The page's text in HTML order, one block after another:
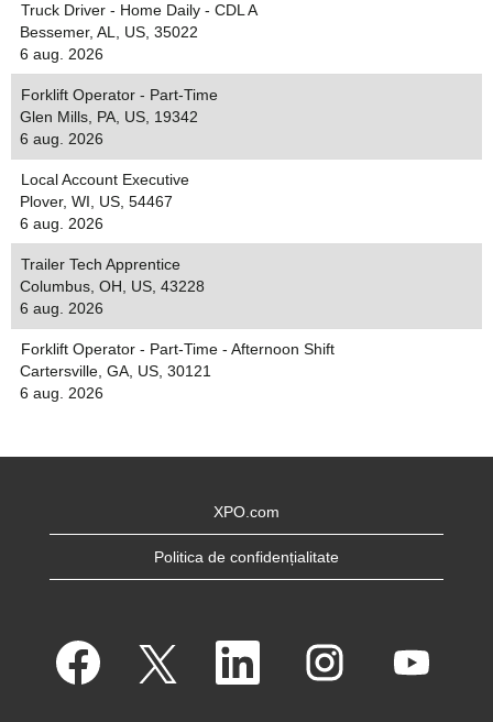
Truck Driver - Home Daily - CDL A
Bessemer, AL, US, 35022
6 aug. 2026
Forklift Operator - Part-Time
Glen Mills, PA, US, 19342
6 aug. 2026
Local Account Executive
Plover, WI, US, 54467
6 aug. 2026
Trailer Tech Apprentice
Columbus, OH, US, 43228
6 aug. 2026
Forklift Operator - Part-Time - Afternoon Shift
Cartersville, GA, US, 30121
6 aug. 2026
XPO.com
Politica de confidențialitate
e
d
S
d
S
e